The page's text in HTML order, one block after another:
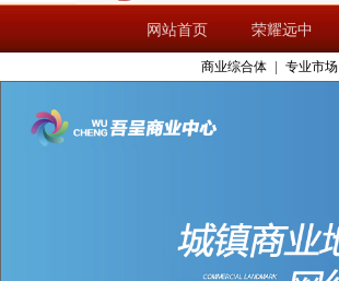
网站首页 荣耀远中
商业综合体 专业市场